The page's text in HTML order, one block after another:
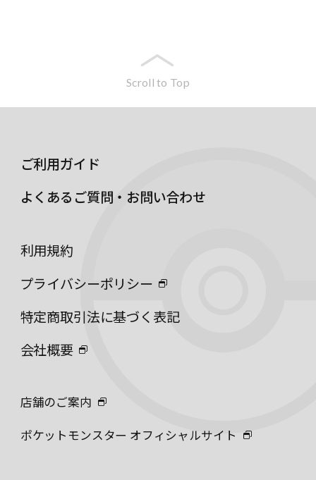
Scroll to Top
ご利用ガイド
よくあるご質問・お問い合わせ
利用規約
プライバシーポリシー
特定商取引法に基づく表記
会社概要
店舗のご案内
ポケットモンスター オフィシャルサイト